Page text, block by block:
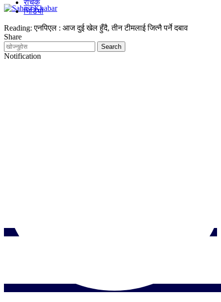
रोचक
भिडियो
Reading: एनपिएल : आज दुई खेल हुँदै, तीन टीमलाई जित्नै पर्ने दबाव
Share
Notification